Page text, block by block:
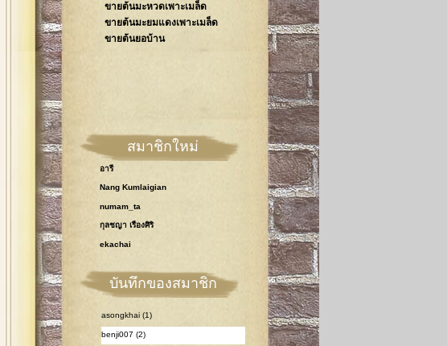
ขายต้นมะหวดเพาะเมล็ด
ขายต้นมะยมแดงเพาะเมล็ด
ขายต้นยอบ้าน
สมาชิกใหม่
อารี
Nang Kumlaigian
numam_ta
กุลชญา เรืองศิริ
ekachai
บันทึกของสมาชิก
asongkhai (1)
benji007 (2)